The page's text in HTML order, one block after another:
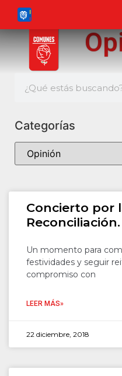
Categorías
Concierto por
Reconciliación.
Un momento para
festividades y seguir
compromiso con
LEER MÁS»
22 diciembre, 2018